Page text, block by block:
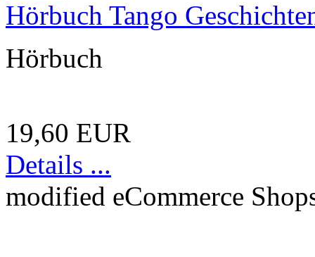
Hörbuch Tango
Hörbuch
19,60 EUR
Details ...
modified eCommerce